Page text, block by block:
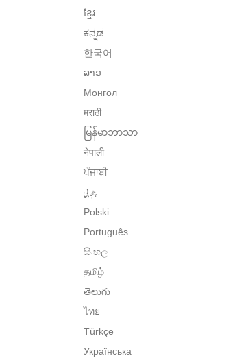
ខ្មែរ
ಕನ್ನಡ
한국어
ລາວ
Монгол
मराठी
မြန်မာဘာသာ
नेपाली
ਪੰਜਾਬੀ
پنجابی
Polski
Português
සිංහල
தமிழ்
తెలుగు
ไทย
Türkçe
Українська